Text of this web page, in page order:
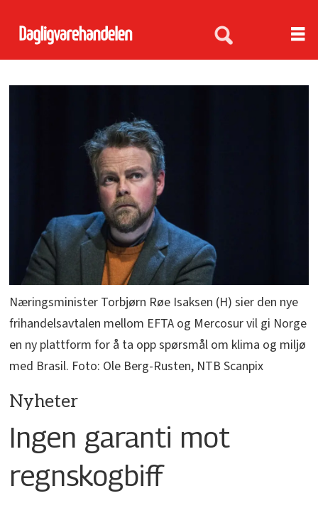
Næringsminister Torbjørn Røe Isaksen (H) sier den nye
frihandelsavtalen mellom EFTA og Mercosur vil gi Norge
en ny plattform for å ta opp spørsmål om klima og miljø
med Brasil. Foto: Ole Berg-Rusten, NTB Scanpix
Nyheter
Ingen garanti mot
regnskogbiff